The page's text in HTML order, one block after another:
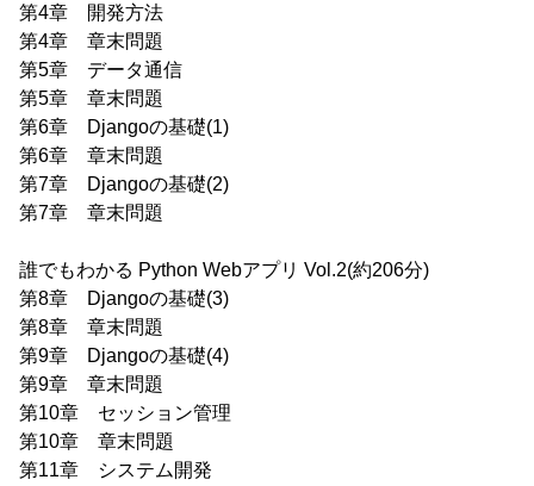
第4章 開発方法
第4章 章末問題
第5章 データ通信
第5章 章末問題
第6章 Djangoの基礎(1)
第6章 章末問題
第7章 Djangoの基礎(2)
第7章 章末問題
誰でもわかる Python Webアプリ Vol.2(約206分)
第8章 Djangoの基礎(3)
第8章 章末問題
第9章 Djangoの基礎(4)
第9章 章末問題
第10章 セッション管理
第10章 章末問題
第11章 システム開発